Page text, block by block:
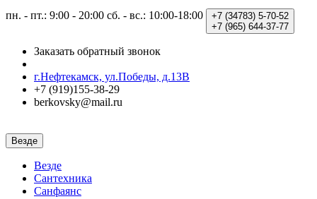
пн. - пт.: 9:00 - 20:00 сб. - вс.: 10:00-18:00 +7 (34783) 5-70-52
+7 (965) 644-37-77
Заказать обратный звонок
г.Нефтекамск, ул.Победы, д.13В
+7 (919)155-38-29
berkovsky@mail.ru
Везде
Везде
Сантехника
Санфаянс